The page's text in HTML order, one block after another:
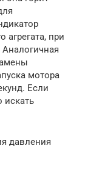
агрегата, при
мотора
Если
искать
давления